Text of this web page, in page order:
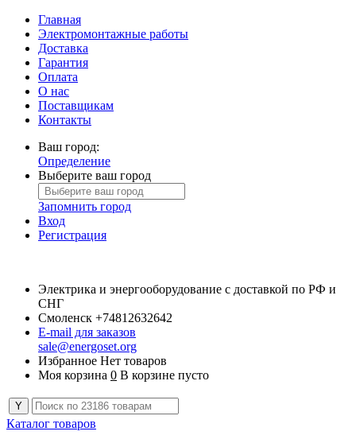
Главная
Электромонтажные работы
Доставка
Гарантия
Оплата
О нас
Поставщикам
Контакты
Ваш город:
Определение
Выберите ваш город
Запомнить город
Вход
Регистрация
Электрика и энергооборудование с доставкой по РФ и
СНГ
Смоленск +74812632642
E-mail для заказов
sale@energoset.org
Избранное Нет товаров
Моя корзина 0 В корзине пусто
Каталог товаров